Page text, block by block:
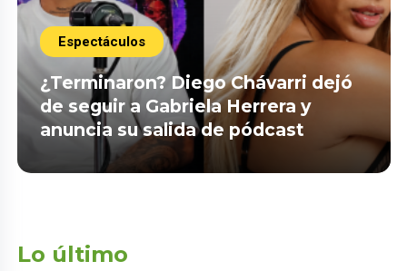
Espectáculos
¿Terminaron? Diego Chávarri dejó
de seguir a Gabriela Herrera y
anuncia su salida de pódcast
Lo último